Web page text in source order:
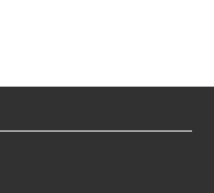
Г. И. Воробьева
Под ред.
данных учебников,
для